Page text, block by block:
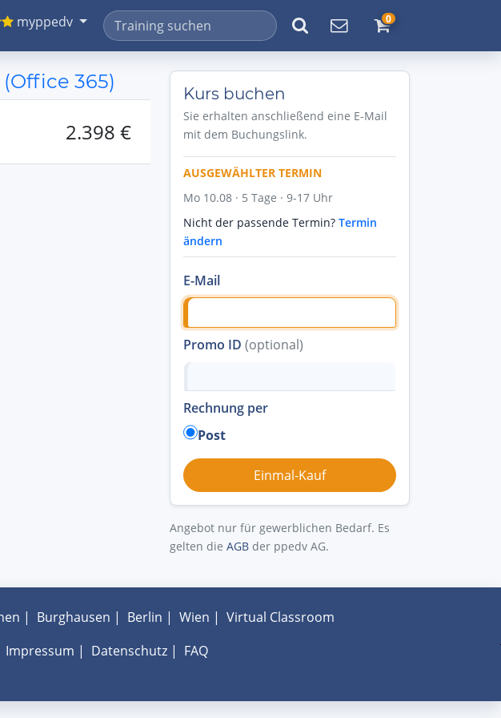
myppedv 0
365)
2.398 €
Kurs buchen
Sie erhalten anschließend eine E-Mail
mit dem Buchungslink.
AUSGEWÄHLTER TERMIN
Mo 10.08 · 5 Tage · 9-17 Uhr
Nicht der passende Termin? Termin
ändern
E-Mail
Promo ID (optional)
Rechnung per
Post
Angebot nur für gewerblichen Bedarf. Es
gelten die AGB der ppedv AG.
| Burghausen | Berlin | Wien | Virtual Classroom
Impressum | Datenschutz| FAQ